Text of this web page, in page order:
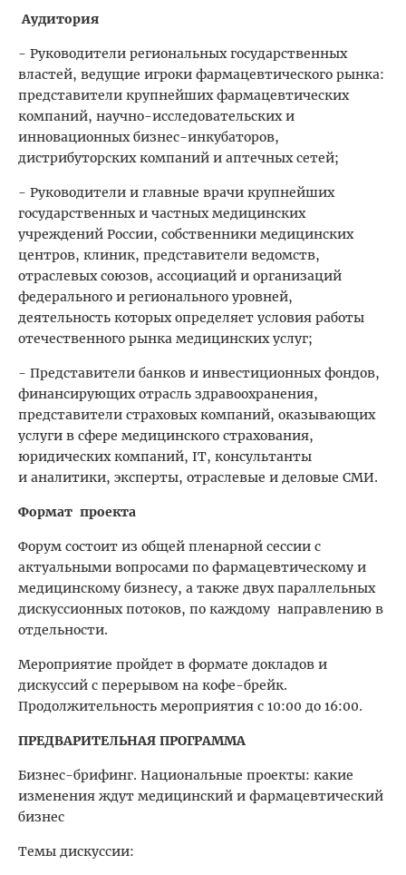
Аудитория
- Руководители региональных государственных
властей, ведущие игроки фармацевтического рынка:
представители крупнейших фармацевтических
компаний, научно-исследовательских и
инновационных бизнес-инкубаторов,
дистрибуторских компаний и аптечных сетей;
- Руководители и главные врачи крупнейших
государственных и частных медицинских
учреждений России, собственники медицинских
центров, клиник, представители ведомств,
отраслевых союзов, ассоциаций и организаций
федерального и регионального уровней,
деятельность которых определяет условия работы
отечественного рынка медицинских услуг;
- Представители банков и инвестиционных фондов,
финансирующих отрасль здравоохранения,
представители страховых компаний, оказывающих
услуги в сфере медицинского страхования,
юридических компаний, IT, консультанты
и аналитики, эксперты, отраслевые и деловые СМИ.
Формат проекта
Форум состоит из общей пленарной сессии с
актуальными вопросами по фармацевтическому и
медицинскому бизнесу, а также двух параллельных
дискуссионных потоков, по каждому направлению в
отдельности.
Мероприятие пройдет в формате докладов и
дискуссий с перерывом на кофе-брейк.
Продолжительность мероприятия с 10:00 до 16:00.
ПРЕДВАРИТЕЛЬНАЯ ПРОГРАММА
Бизнес-брифинг. Национальные проекты: какие
изменения ждут медицинский и фармацевтический
бизнес
Темы дискуссии: